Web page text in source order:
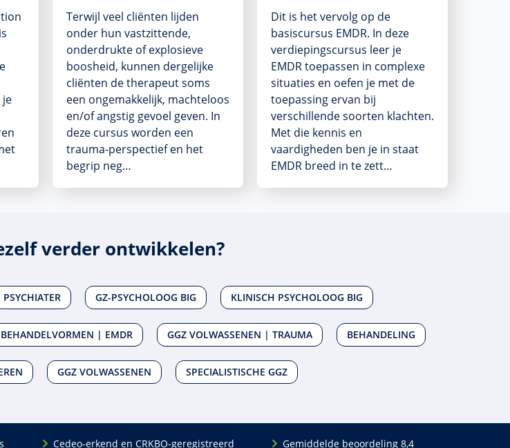
je
Terwijl veel cliënten lijden
onder hun vastzittende,
onderdrukte of explosieve
boosheid, kunnen dergelijke
cliënten de therapeut soms
een ongemakkelijk, machteloos
en/of angstig gevoel geven. In
deze cursus worden een
trauma-perspectief en het
begrip neg…
Dit is het vervolg op de
basiscursus EMDR. In deze
verdiepingscursus leer je
EMDR toepassen in complexe
situaties en oefen je met de
toepassing ervan bij
verschillende soorten klachten.
Met die kennis en
vaardigheden ben je in staat
EMDR breed in te zett…
verder ontwikkelen?
PSYCHIATER GZ-PSYCHOLOOG BIG KLINISCH PSYCHOLOOG BIG
BEHANDELVORMEN | EMDR GGZ VOLWASSENEN | TRAUMA BEHANDELING
GGZ VOLWASSENEN SPECIALISTISCHE GGZ
Cedeo-erkend en CRKBO-geregistreerd Gemiddelde beoordeling 8,4